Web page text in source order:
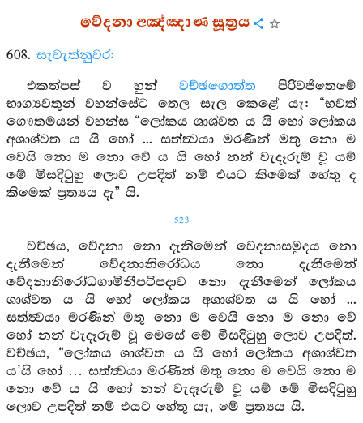
වේදනා අඤ්ඤාණ සූත්‍රය
608. සැවැත්නුවර:
එකත්පස් ව හුන් වච්ඡගොත්ත පිරිවජිතෙමේ
භාග්‍යවතුන් වහන්සේට තෙල සැල කෙළේ යැ: “භවත්
ගෞතමයන් වහන්ස “ලෝකය ශාශ්වත ය යි හෝ ලෝකය
අශාශ්වත ය යි හෝ ... සත්ත්‍වයා මරණින් මතු නො ම
වෙයි නො ම නො වේ ය යි හෝ නන් වැදෑරුම් වූ යම්
මේ මිසදිටුහු ලොව උපදිත් නම් එයට කිමෙක් හේතු ද
කිමෙක් ප්‍රත්‍යය දැ” යි.
523
වච්ඡය, වේදනා නො දැනීමෙන් වෙදනාසමුදය නො
දැනීමෙන් වේදනානිරෝධය නො දැනීමෙන්
වේදනානිරෝධගාමිනීපටිපදාව නො දැනීමෙන් ලෝකය
ශාශ්වත ය යි හෝ ලෝකය අශාශ්වත ය යි හෝ ...
සත්ත්‍වයා මරණින් මතු නො ම වෙයි නො ම නො වේ
හෝ නන් වැදෑරුම් වූ මෙසේ මේ මිසදිටුහු ලොව උපදිත්.
වච්ඡය, “ලෝකය ශාශ්වත ය යි හෝ ලෝකය අශාශ්වත
ය’යි හෝ … සත්ත්‍වයා මරණින් මතු නො ම වෙයි නො ම
නො වේ ය යි හෝ නන් වැදෑරුම් වූ යම් මේ මිසදිටුහු
ලොව උපදිත් නම් එයට හේතු යැ, මේ ප්‍රත්‍යය යි.